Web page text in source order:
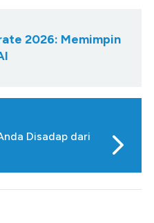
2026: Memimpin
Disadap dari